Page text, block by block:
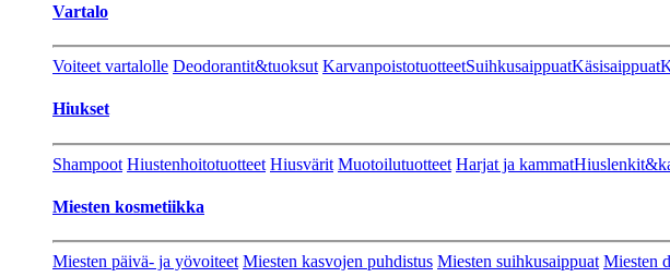
Vartalo
Voiteet vartalolle Deodorantit&tuoksut KarvanpoistotuotteetSuihkusaippuatKäsisaippuat
Hiukset
Shampoot Hiustenhoitotuotteet Hiusvärit Muotoilutuotteet Harjat ja kammat
Miesten kosmetiikka
Miesten päivä- ja yövoiteet Miesten kasvojen puhdistus Miesten suihkusaippuat Miesten